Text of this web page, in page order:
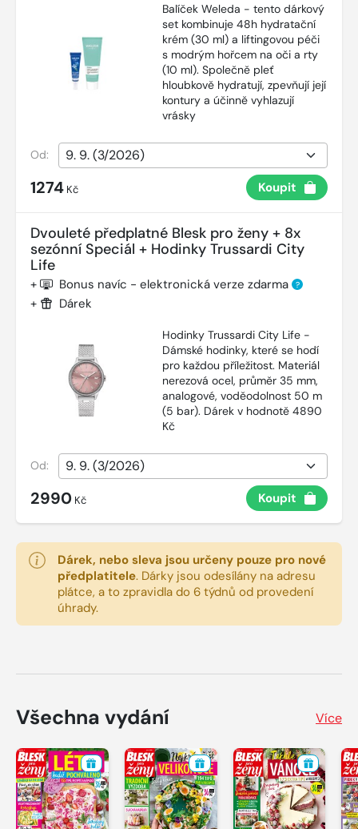
Balíček Weleda - tento dárkový
set kombinuje 48h hydratační
krém (30 ml) a liftingovou péči
s modrým hořcem na oči a rty
(10 ml). Společně pleť
hloubkově hydratují, zpevňují její
kontury a účinně vyhlazují
vrásky
Od:
1274 Kč Koupit
Dvouleté předplatné Blesk pro ženy + 8x
sezónní Speciál + Hodinky Trussardi City
Life
+ Bonus navíc - elektronická verze zdarma ?
+ Dárek
Hodinky Trussardi City Life -
Dámské hodinky, které se hodí
pro každou příležitost. Materiál
nerezová ocel, průměr 35 mm,
analogové, voděodolnost 50 m
(5 bar). Dárek v hodnotě 4890
Kč
Od:
2990 Kč Koupit
Dárek, nebo sleva jsou určeny pouze pro nové
předplatitele. Dárky jsou odesílány na adresu
plátce, a to zpravidla do 6 týdnů od provedení
úhrady.
Všechna vydání Více